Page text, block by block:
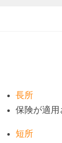
長所
保険が適用
短所